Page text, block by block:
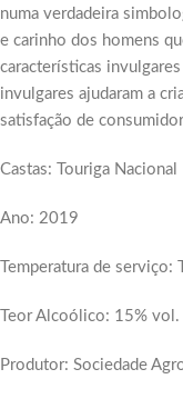
numa verdadeira
e carinho dos homens
características
invulgares ajudaram a
satisfação de
Castas: Touriga Nacional
Ano: 2019
Temperatura de serviço:
Teor Alcoólico: 15% vol.
Produtor: Sociedade